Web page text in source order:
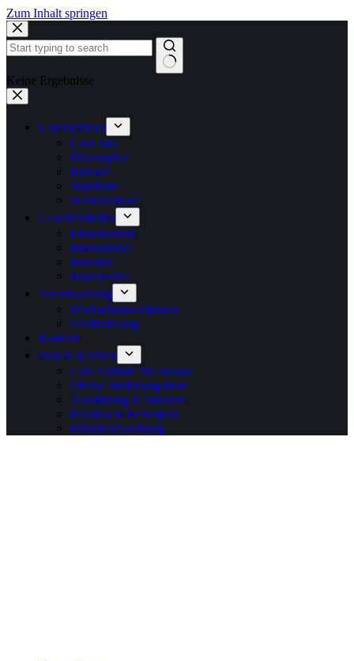
Zum Inhalt springen
Keine Ergebnisse
Unternehmen
Über uns
Philosophie
Historie
Standorte
Werksverkauf
Geschäftsfelder
Einzelhandel
International
Industrie
Foodservice
Verantwortung
Produktionsverfahren
Zertifizierung
Kontakt
Jobs & Karriere
Gute Gründe für Vossko
Offene Stellenangebote
Ausbildung & Studium
Praktika & Ferienjobs
Initiativbewerbung